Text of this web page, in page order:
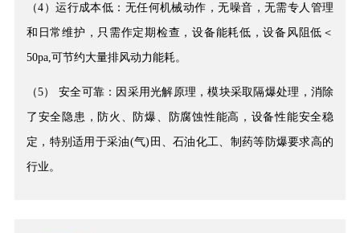
（4）运行成本低：无任何机械动作，无噪音，无需专人管理
和日常维护，只需作定期检查，设备能耗低，设备风阻低＜
50pa,可节约大量排风动力能耗。
（5） 安全可靠：因采用光解原理，模块采取隔爆处理，消除
了安全隐患，防火、防爆、防腐蚀性能高，设备性能安全稳
定，特别适用于采油(气)田、石油化工、制药等防爆要求高的
行业。